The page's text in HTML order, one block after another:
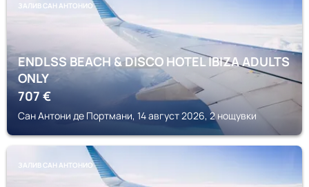
ЗАЛИВ САН АНТОНИО
ENDLSS BEACH & DISCO HOTEL IBIZA ADULTS
ONLY
707€
Сан Антони де Портмани, 14 август 2026, 2 нощувки
ЗАЛИВ САН АНТОНИО